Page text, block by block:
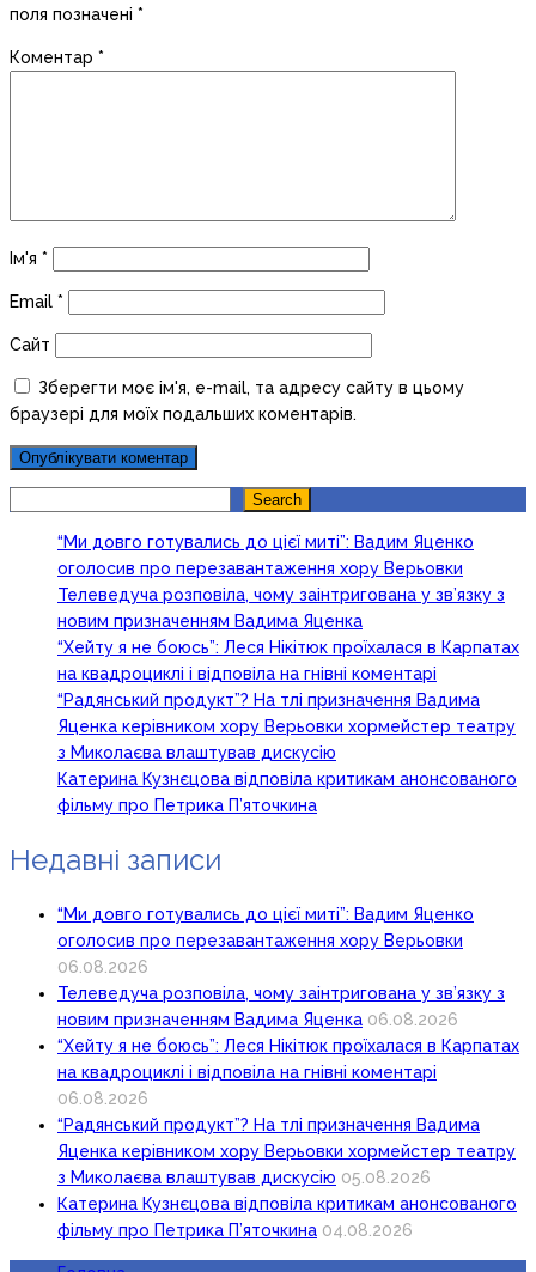
поля позначені *
Коментар *
Ім'я *
Email *
Сайт
Зберегти моє ім'я, e-mail, та адресу сайту в цьому
браузері для моїх подальших коментарів.
Search
“Ми довго готувались до цієї миті”: Вадим Яценко
оголосив про перезавантаження хору Верьовки
Телеведуча розповіла, чому заінтригована у зв’язку з
новим призначенням Вадима Яценка
“Хейту я не боюсь”: Леся Нікітюк проїхалася в Карпатах
на квадроциклі і відповіла на гнівні коментарі
“Радянський продукт”? На тлі призначення Вадима
Яценка керівником хору Верьовки хормейстер театру
з Миколаєва влаштував дискусію
Катерина Кузнєцова відповіла критикам анонсованого
фільму про Петрика П’яточкина
Недавні записи
“Ми довго готувались до цієї миті”: Вадим Яценко
оголосив про перезавантаження хору Верьовки
06.08.2026
Телеведуча розповіла, чому заінтригована у зв’язку з
новим призначенням Вадима Яценка 06.08.2026
“Хейту я не боюсь”: Леся Нікітюк проїхалася в Карпатах
на квадроциклі і відповіла на гнівні коментарі
06.08.2026
“Радянський продукт”? На тлі призначення Вадима
Яценка керівником хору Верьовки хормейстер театру
з Миколаєва влаштував дискусію 05.08.2026
Катерина Кузнєцова відповіла критикам анонсованого
фільму про Петрика П’яточкина 04.08.2026